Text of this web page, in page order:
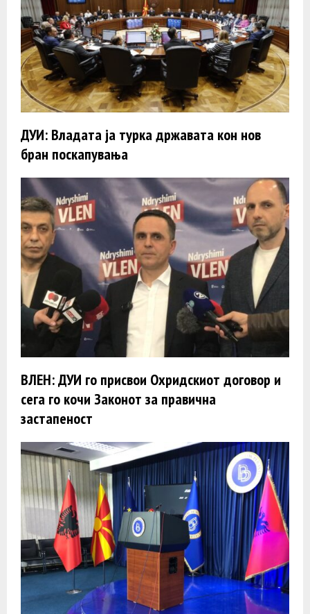
ДУИ: Владата ја турка државата кон нов
бран поскапувања
ВЛЕН: ДУИ го присвои Охридскиот договор и
сега го кочи Законот за правична
застапеност